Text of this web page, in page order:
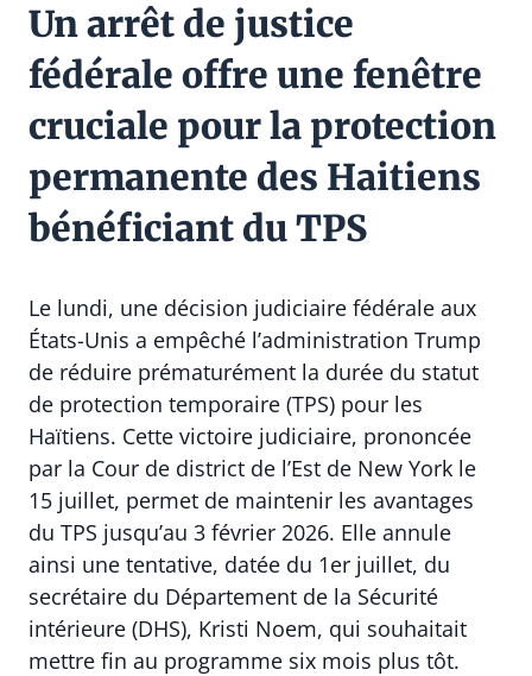
Un arrêt de justice
fédérale offre une fenêtre
cruciale pour la protection
permanente des Haitiens
bénéficiant du TPS
Le lundi, une décision judiciaire fédérale aux
États-Unis a empêché l’administration Trump
de réduire prématurément la durée du statut
de protection temporaire (TPS) pour les
Haïtiens. Cette victoire judiciaire, prononcée
par la Cour de district de l’Est de New York le
15 juillet, permet de maintenir les avantages
du TPS jusqu’au 3 février 2026. Elle annule
ainsi une tentative, datée du 1er juillet, du
secrétaire du Département de la Sécurité
intérieure (DHS), Kristi Noem, qui souhaitait
mettre fin au programme six mois plus tôt.